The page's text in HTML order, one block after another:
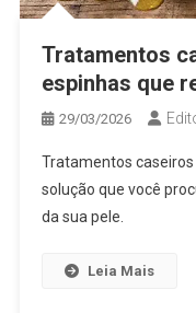
Tratamentos
espinhas que
29/03/2026
Tratamentos
solução que você
da sua pele.
Leia Mais